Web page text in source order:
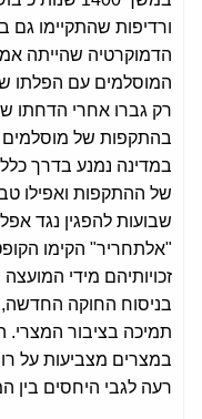
ורדיפות שהתקיימו גם
הדמוקרטיה שהייתה
המוסלמים עם הפלתו
רק גברו אחרי הדחתו
בהתקפות של מוסלמים
במדינה נמנע בדרך
של ההתקפות ואפילו
שבועות להפגין נגד
"אלתחריר" הקימו
זכויותיהם מידי
בניסוח החוקה החדשה,
תמיכה בציבור המצרי.
במצרים מצביעות על
רעה לגבי היחסים בין